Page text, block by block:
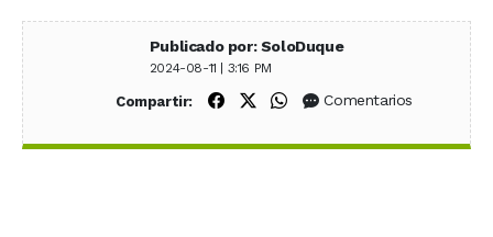
Publicado por: SoloDuque
2024-08-11 | 3:16 PM
Compartir: Compartir en Facebook
Compartir en X (Twitter)
Compartir en WhatsApp
Comentarios